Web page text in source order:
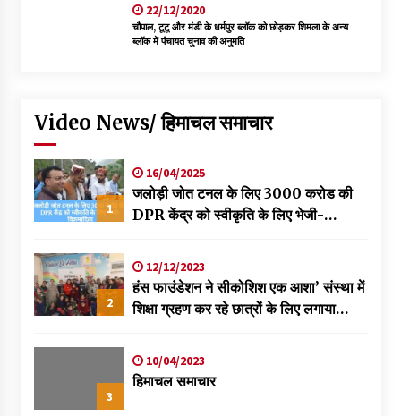
22/12/2020
चौपाल, टूटू और मंडी के धर्मपुर ब्लॉक को छोड़कर शिमला के अन्य
ब्लॉक में पंचायत चुनाव की अनुमति
Video News/ हिमाचल समाचार
1
16/04/2025
जलोड़ी जोत टनल के लिए 3000 करोड की
DPR केंद्र को स्वीकृति के लिए भेजी-
2
12/12/2023
हंस फाउंडेशन ने सीकोशिश एक आशा’ संस्था में
शिक्षा ग्रहण कर रहे छात्रों के लिए लगाया
3
10/04/2023
हिमाचल समाचार